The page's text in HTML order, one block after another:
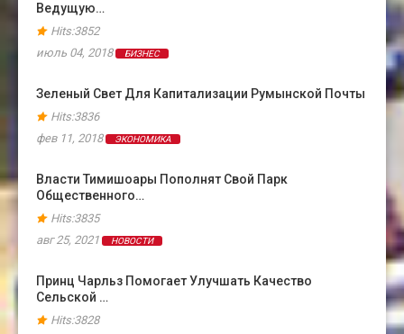
Ведущую…
Hits:3852
июль 04, 2018
БИЗНЕС
Зеленый Свет Для Капитализации Румынской Почты
Hits:3836
фев 11, 2018
ЭКОНОМИКА
Власти Тимишоары Пополнят Свой Парк
Общественного…
Hits:3835
авг 25, 2021
НОВОСТИ
Принц Чарльз Помогает Улучшать Качество
Сельской …
Hits:3828